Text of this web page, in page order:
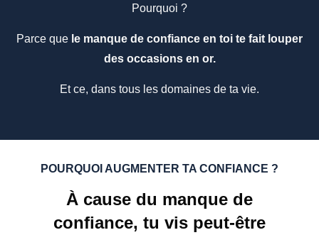
Pourquoi ?
Parce que le manque de confiance en toi te fait louper
des occasions en or.
Et ce, dans tous les domaines de ta vie.
POURQUOI AUGMENTER TA CONFIANCE ?
À cause du manque de
confiance, tu vis peut-être